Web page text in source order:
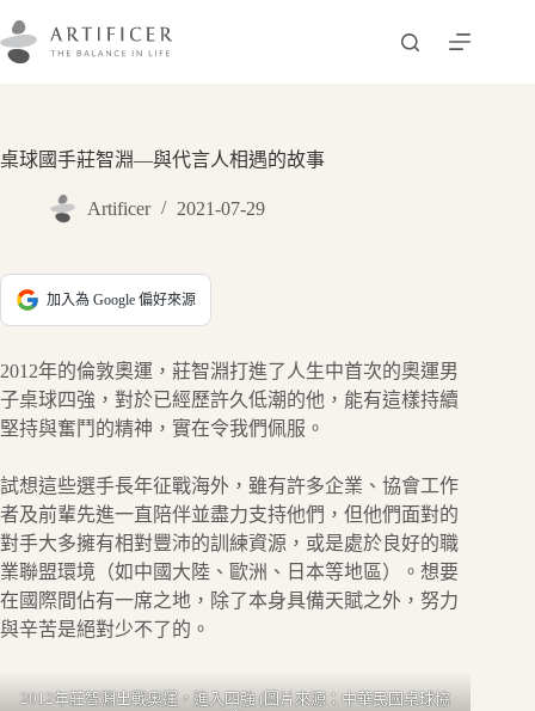
至
容
桌球國手莊智淵—與代言人相遇的故事
Artificer 2021-07-29
加入為 Google 偏好來源
2012年的倫敦奧運，莊智淵打進了人生中首次的奧運男
子桌球四強，對於已經歷許久低潮的他，能有這樣持續
堅持與奮鬥的精神，實在令我們佩服。
試想這些選手長年征戰海外，雖有許多企業、協會工作
者及前輩先進一直陪伴並盡力支持他們，但他們面對的
對手大多擁有相對豐沛的訓練資源，或是處於良好的職
業聯盟環境（如中國大陸、歐洲、日本等地區）。想要
在國際間佔有一席之地，除了本身具備天賦之外，努力
與辛苦是絕對少不了的。
2012年莊智淵出戰奧運，進入四強 (圖片來源：中華民國桌球協